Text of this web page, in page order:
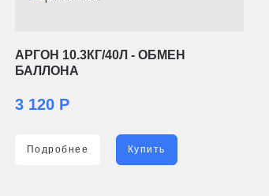
АРГОН 10.3КГ/40Л - ОБМЕН
БАЛЛОНА
3 120 Р
Подробнее Купить